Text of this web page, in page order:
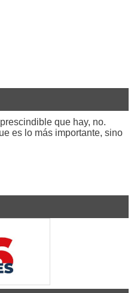
que hay, no.
es lo más importante, sino